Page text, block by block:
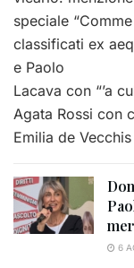
speciale
classificati ex
e Paolo
Lacava con “’a
Agata Rossi con
Emilia de
6